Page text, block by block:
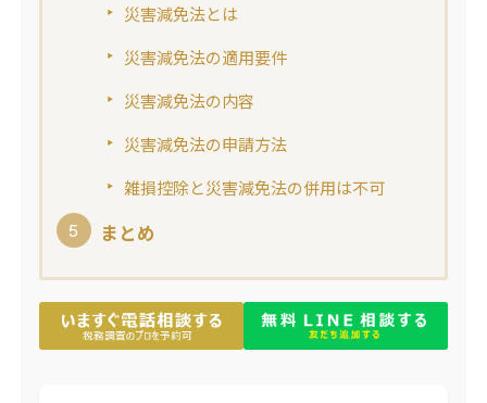
災害減免法とは
災害減免法の適用要件
災害減免法の内容
災害減免法の申請方法
雑損控除と災害減免法の併用は不可
まとめ